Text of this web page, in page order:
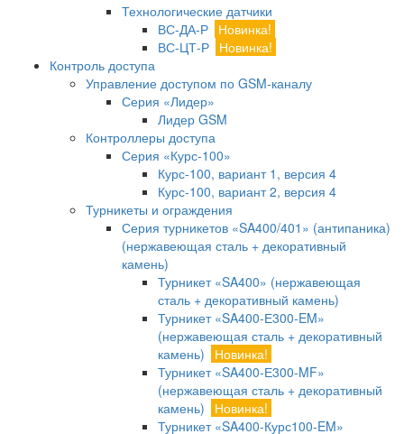
Технологические датчики
ВС-ДА-Р Новинка!
ВС-ЦТ-Р Новинка!
Контроль доступа
Управление доступом по GSM-каналу
Серия «Лидер»
Лидер GSM
Контроллеры доступа
Серия «Курс-100»
Курс-100, вариант 1, версия 4
Курс-100, вариант 2, версия 4
Турникеты и ограждения
Серия турникетов «SA400/401» (антипаника)
(нержавеющая сталь + декоративный
камень)
Турникет «SA400» (нержавеющая
сталь + декоративный камень)
Турникет «SA400-Е300-EM»
(нержавеющая сталь + декоративный
камень)
Новинка!
Турникет «SA400-Е300-MF»
(нержавеющая сталь + декоративный
камень)
Новинка!
Турникет «SA400-Курс100-EM»